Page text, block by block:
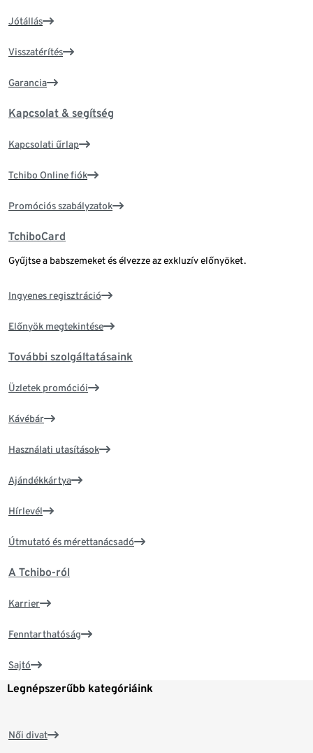
Jótállás
Visszatérítés
Garancia
Kapcsolat & segítség
Kapcsolati űrlap
Tchibo Online fiók
Promóciós szabályzatok
TchiboCard
Gyűjtse a babszemeket és élvezze az exkluzív előnyöket.
Ingyenes regisztráció
Előnyök megtekintése
További szolgáltatásaink
Üzletek promóciói
Kávébár
Használati utasítások
Ajándékkártya
Hírlevél
Útmutató és mérettanácsadó
A Tchibo-ról
Karrier
Fenntarthatóság
Sajtó
Legnépszerűbb kategóriáink
Női divat